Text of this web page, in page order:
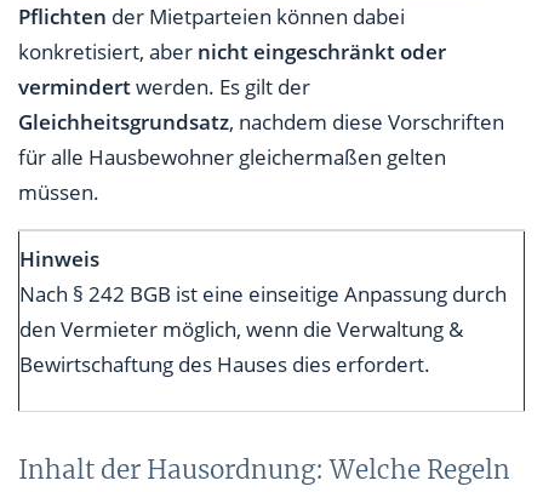
Pflichten der Mietparteien können dabei
konkretisiert, aber nicht eingeschränkt oder
vermindertwerden. Es gilt der
Gleichheitsgrundsatz, nachdem diese Vorschriften
für alle Hausbewohner gleichermaßen gelten
müssen.
Hinweis
Nach § 242 BGB ist eine einseitige Anpassung durch
den Vermieter möglich, wenn die Verwaltung &
Bewirtschaftung des Hauses dies erfordert.
Inhalt der Hausordnung: Welche Regeln